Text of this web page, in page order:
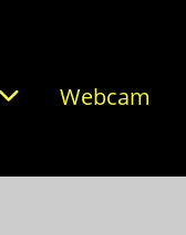
Webcam